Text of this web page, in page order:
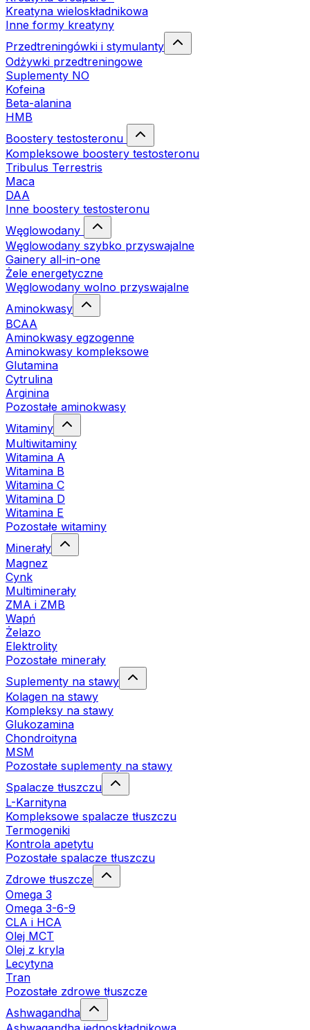
Kreatyna wieloskładnikowa
Inne formy kreatyny
Przedtreningówki i stymulanty
Odżywki przedtreningowe
Suplementy NO
Kofeina
Beta-alanina
HMB
Boostery testosteronu
Kompleksowe boostery testosteronu
Tribulus Terrestris
Maca
DAA
Inne boostery testosteronu
Węglowodany
Węglowodany szybko przyswajalne
Gainery all-in-one
Żele energetyczne
Węglowodany wolno przyswajalne
Aminokwasy
BCAA
Aminokwasy egzogenne
Aminokwasy kompleksowe
Glutamina
Cytrulina
Arginina
Pozostałe aminokwasy
Witaminy
Multiwitaminy
Witamina A
Witamina B
Witamina C
Witamina D
Witamina E
Pozostałe witaminy
Minerały
Magnez
Cynk
Multiminerały
ZMA i ZMB
Wapń
Żelazo
Elektrolity
Pozostałe minerały
Suplementy na stawy
Kolagen na stawy
Kompleksy na stawy
Glukozamina
Chondroityna
MSM
Pozostałe suplementy na stawy
Spalacze tłuszczu
L-Karnityna
Kompleksowe spalacze tłuszczu
Termogeniki
Kontrola apetytu
Pozostałe spalacze tłuszczu
Zdrowe tłuszcze
Omega 3
Omega 3-6-9
CLA i HCA
Olej MCT
Olej z kryla
Lecytyna
Tran
Pozostałe zdrowe tłuszcze
Ashwagandha